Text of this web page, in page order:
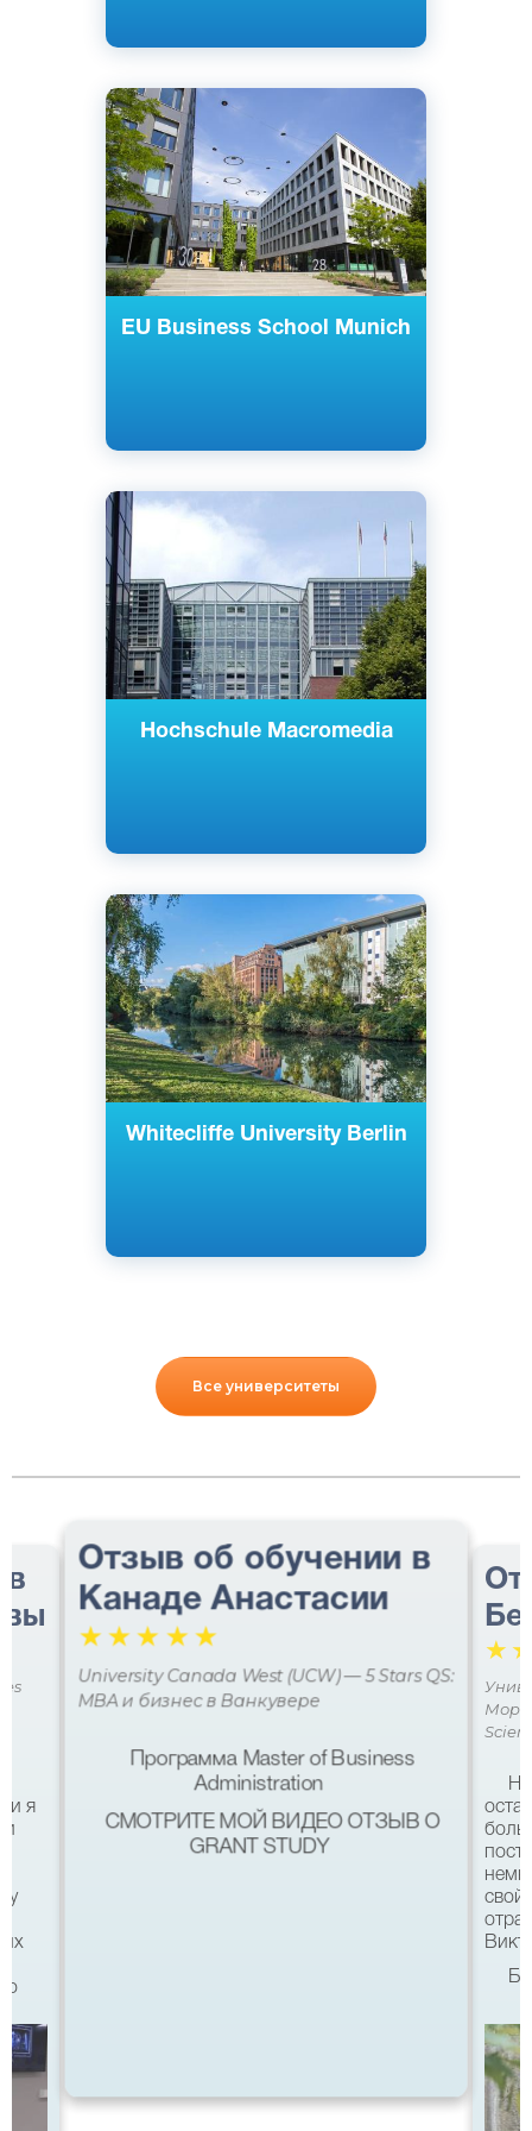
EU Business School Munich
Английский
Мюнхен, Германия
Частный
Hochschule Macromedia
Английский
Немецкий
Берлин, Мюнхен, Германия
Частный
Whitecliffe University Berlin
Английский
Берлин, Германия
Частный
Все университеты
в
я
и
в
Отзыв об обучении в
Канаде Анастасии
☆☆☆ ☆☆
University Canada West (UCW) — 5 Stars QS:
MBA и бизнес в Ванкувере
Программа Master of Business
Administration
СМОТРИТЕ МОЙ ВИДЕО ОТЗЫВ О
GRANT STUDY
☆
Мора
свой
Все